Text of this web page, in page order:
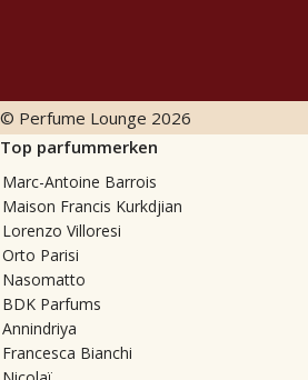
© Perfume Lounge 2026
Top parfummerken
Marc-Antoine Barrois
Maison Francis Kurkdjian
Lorenzo Villoresi
Orto Parisi
Nasomatto
BDK Parfums
Annindriya
Francesca Bianchi